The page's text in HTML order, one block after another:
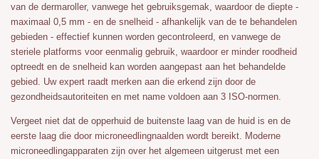
van de dermaroller, vanwege het gebruiksgemak, waardoor de diepte -
maximaal 0,5 mm - en de snelheid - afhankelijk van de te behandelen
gebieden - effectief kunnen worden gecontroleerd, en vanwege de
steriele platforms voor eenmalig gebruik, waardoor er minder roodheid
optreedt en de snelheid kan worden aangepast aan het behandelde
gebied. Uw expert raadt merken aan die erkend zijn door de
gezondheidsautoriteiten en met name voldoen aan 3 ISO-normen.
Vergeet niet dat de opperhuid de buitenste laag van de huid is en de
eerste laag die door microneedlingnaalden wordt bereikt. Moderne
microneedlingapparaten zijn over het algemeen uitgerust met een